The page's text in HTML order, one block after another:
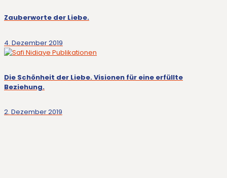
Zauberworte der Liebe.
4. Dezember 2019
Die Schönheit der Liebe. Visionen für eine erfüllte
Beziehung.
2. Dezember 2019